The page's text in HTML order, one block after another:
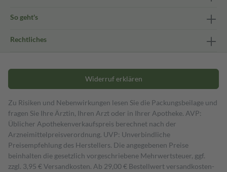
So geht's
Rechtliches
Widerruf erklären
Zu Risiken und Nebenwirkungen lesen Sie die Packungsbeilage und
fragen Sie Ihre Ärztin, Ihren Arzt oder in Ihrer Apotheke. AVP:
Üblicher Apothekenverkaufspreis berechnet nach der
Arzneimittelpreisverordnung. UVP: Unverbindliche
Preisempfehlung des Herstellers. Die angegebenen Preise
beinhalten die gesetzlich vorgeschriebene Mehrwertsteuer, ggf.
zzgl. 3,95 € Versandkosten. Ab 29,00 € Bestell­wert versand­kosten­